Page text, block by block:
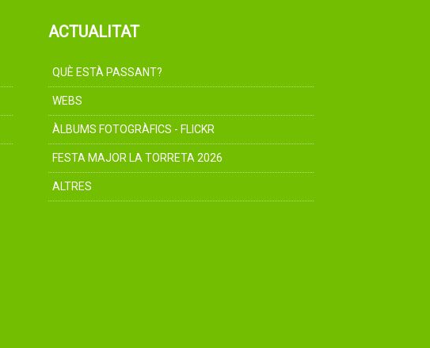
ACTUALITAT
QUÈ ESTÀ PASSANT?
WEBS
ÀLBUMS FOTOGRÀFICS - FLICKR
FESTA MAJOR LA TORRETA 2026
ALTRES